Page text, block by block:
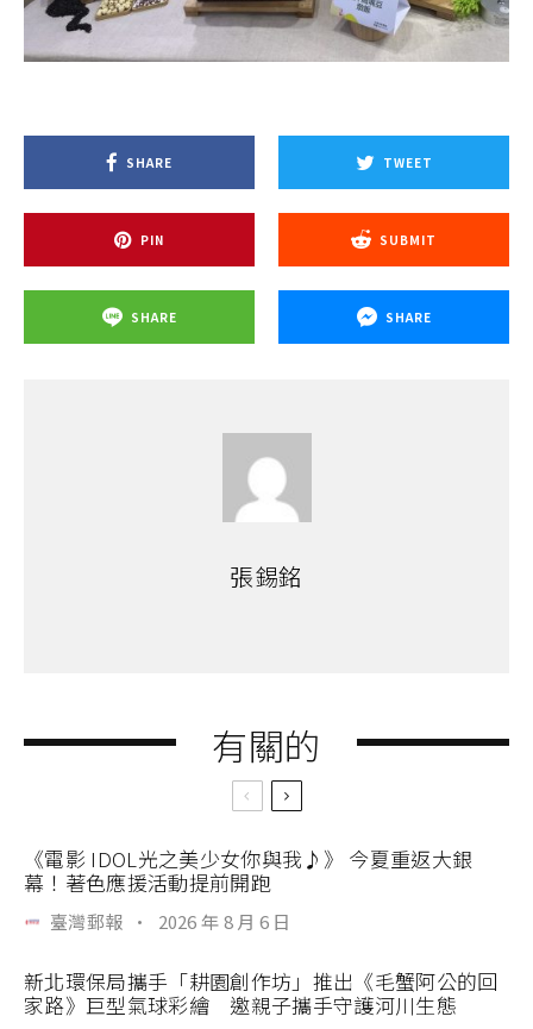
SHARE TWEET
PIN SUBMIT
SHARE SHARE
張錫銘
有關的
《電影 IDOL光之美少女你與我♪》 今夏重返大銀
幕！著色應援活動提前開跑
臺灣郵報 · 2026 年 8 月 6 日
新北環保局攜手「耕園創作坊」推出《毛蟹阿公的回
家路》巨型氣球彩繪 邀親子攜手守護河川生態